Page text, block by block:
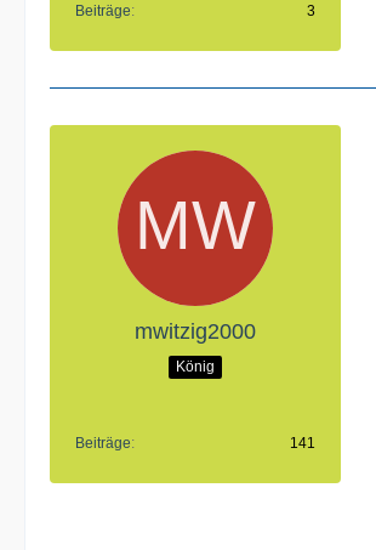
Beiträge 3
mwitzig2000
König
Beiträge 141